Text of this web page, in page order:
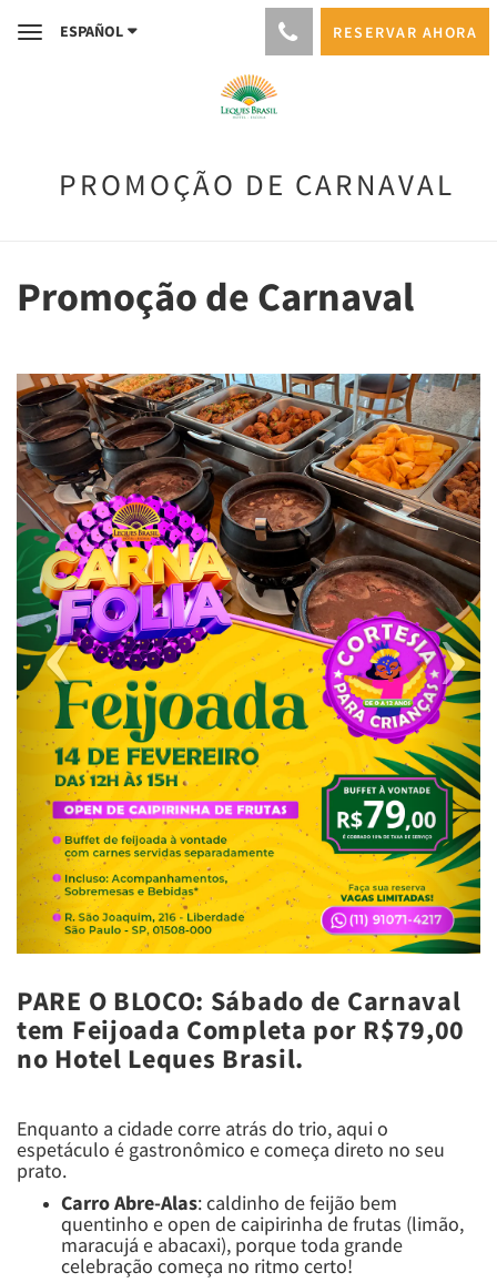
ToggleESPAÑOL RESERVAR AHORA
PROMOÇÃO DE CARNAVAL
Promoção de Carnaval
Previous Next
PARE O BLOCO: Sábado de Carnaval
tem Feijoada Completa por R$79,00
no Hotel Leques Brasil.
Enquanto a cidade corre atrás do trio, aqui o
espetáculo é gastronômico e começa direto no seu
prato.
Carro Abre-Alas: caldinho de feijão bem
quentinho e open de caipirinha de frutas (limão,
maracujá e abacaxi), porque toda grande
celebração começa no ritmo certo!